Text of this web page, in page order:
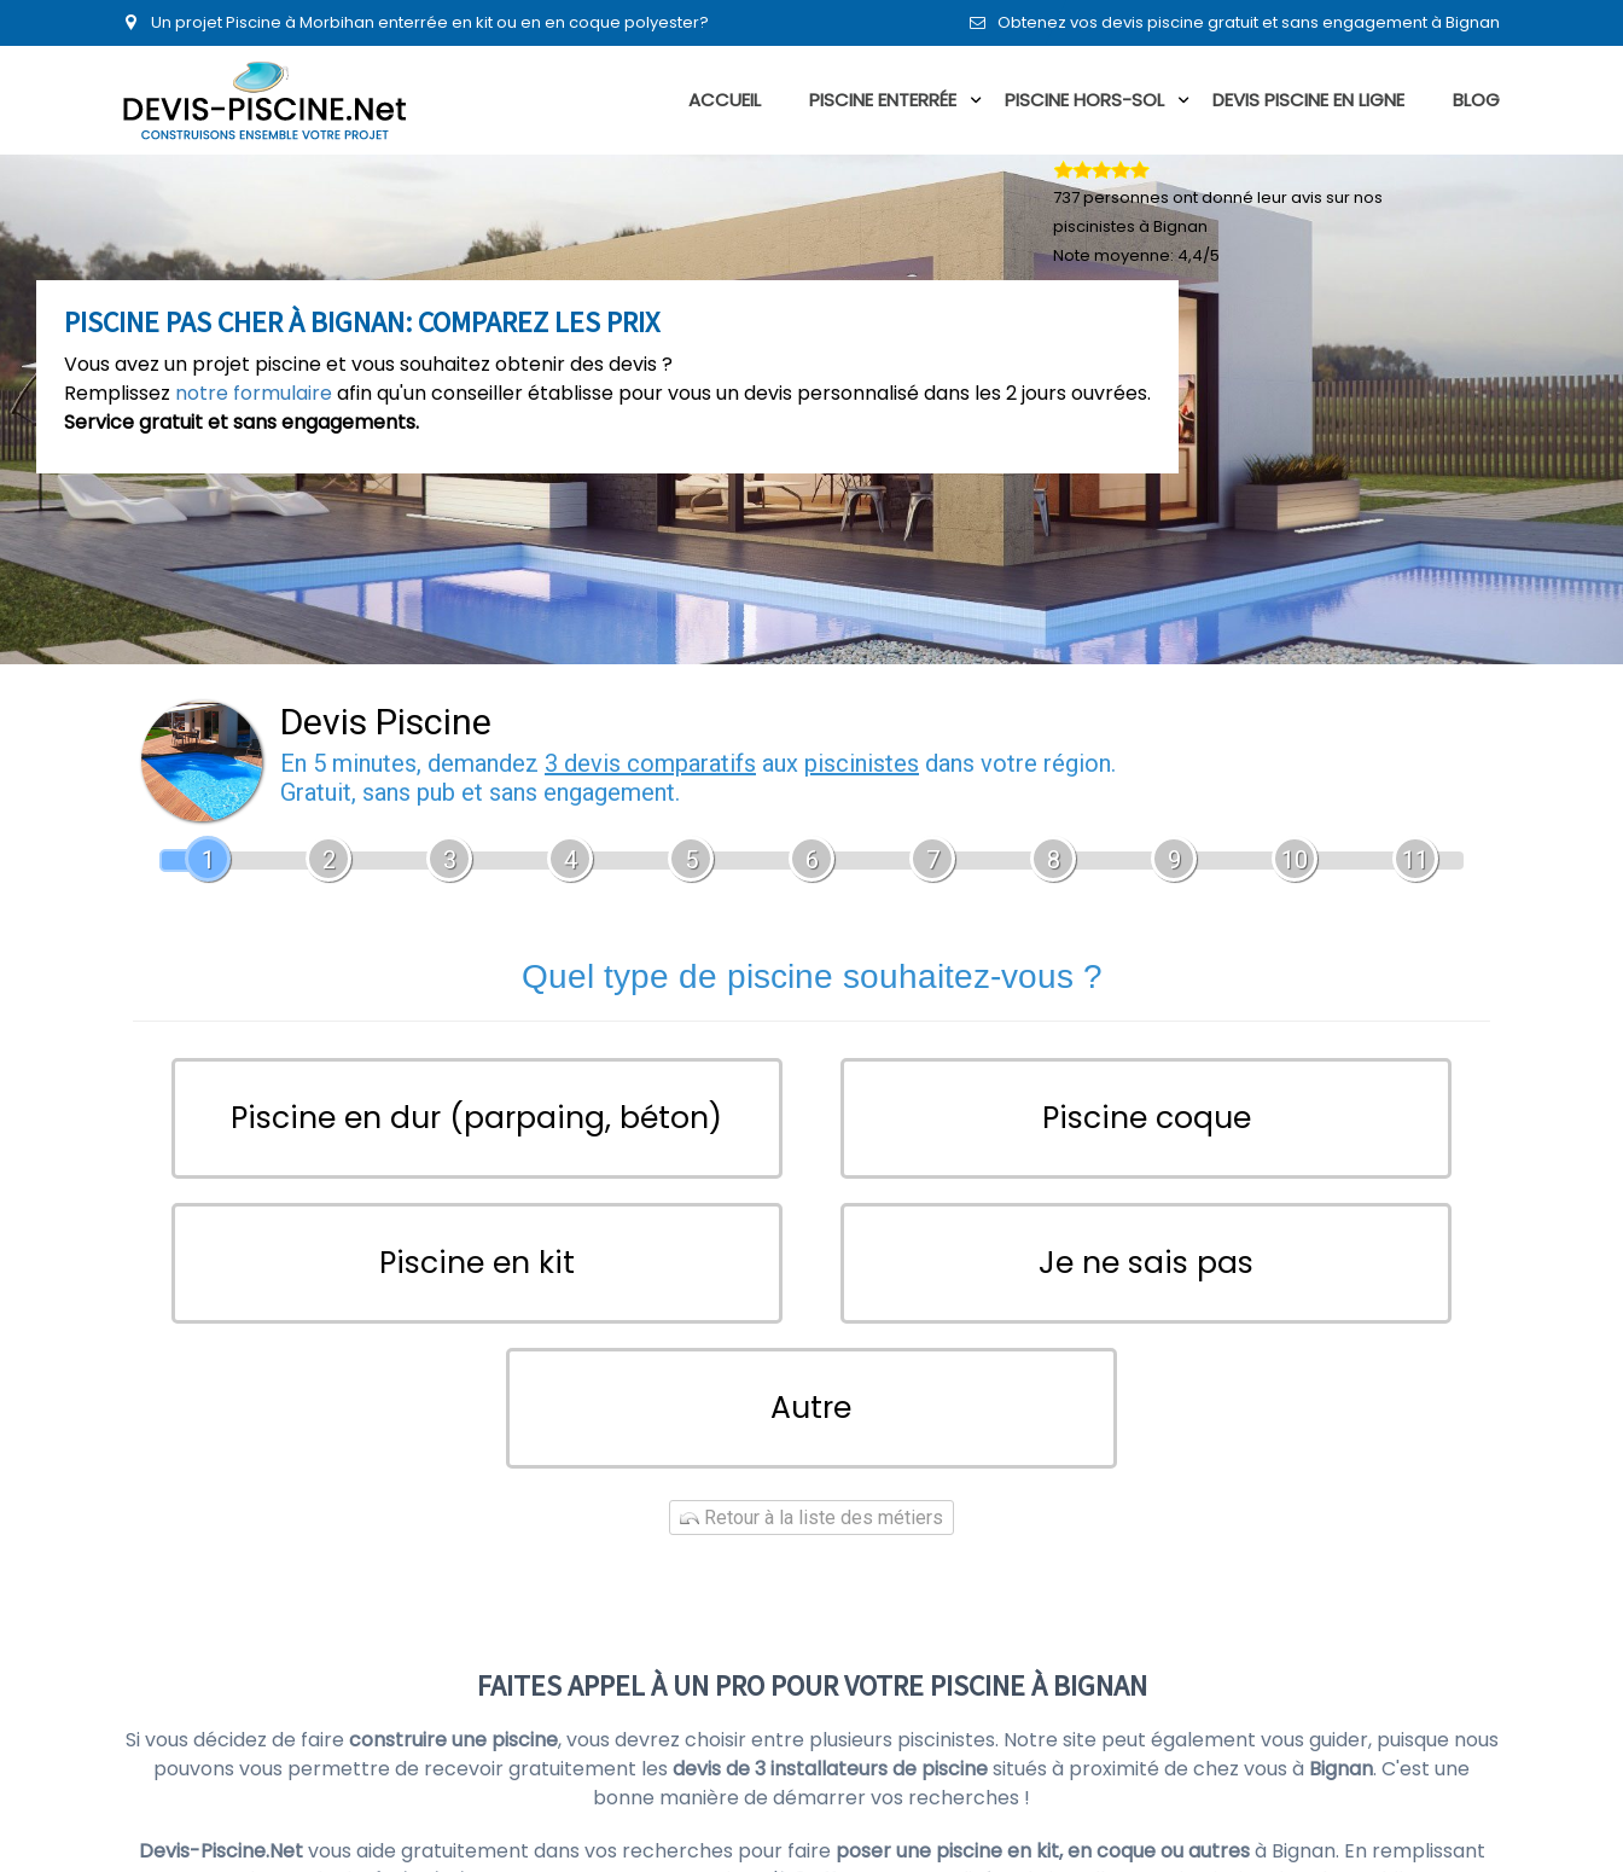
Un projet Piscine à Morbihan enterrée en kit ou en en coque polyester? Obtenez vos devis piscine gratuit et sans engagement à Bignan
ACCUEIL PISCINE ENTERRÉE PISCINE HORS-SOL DEVIS PISCINE EN LIGNE BLOG
PISCINE PAS CHER À BIGNAN: COMPAREZ LES PRIX
Vous avez un projet piscine et vous souhaitez obtenir des devis ?
Remplissez notre formulaireafin qu'un conseiller établisse pour vous un devis personnalisé dans les 2 jours ouvrées.
Service gratuit et sans engagements.
737personnes ont donné leuravis sur nos
piscinistes à Bignan
Note moyenne:4,4/5
Devis Piscine
En 5 minutes, demandez 3 devis comparatifs aux piscinistes dans votre région.
Gratuit, sans pub et sans engagement.
1 2 3 4 5 6 7 8 9 10 11
Quel type de piscine souhaitez-vous ?
Piscine en dur (parpaing, béton) Piscine coque
Piscine en kit Je ne sais pas
Autre
Retour à la liste des métiers
FAITES APPEL À UN PRO POUR VOTRE PISCINE À BIGNAN
Si vous décidez de faire construire une piscine, vous devrez choisir entre plusieurs piscinistes. Notre site peut également vous guider, puisque nous
pouvons vous permettre de recevoir gratuitement les devis de 3 installateurs de piscinesitués à proximité de chez vous à Bignan. C'est une
bonne manière de démarrer vos recherches !
Devis-Piscine.Netvous aide gratuitement dans vos recherches pour faire poser une piscine en kit, en coque ou autresà Bignan. En remplissant